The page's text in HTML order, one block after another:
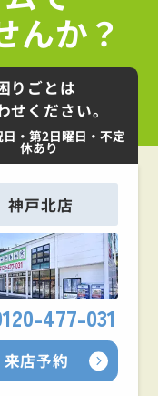
んか？
りごとは
ください。
・第2日曜日・不定
休あり
神戸北店
477-031
来店予約